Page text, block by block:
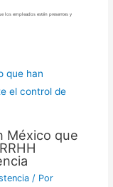
los empleados estén presentes y
México que
/ Por